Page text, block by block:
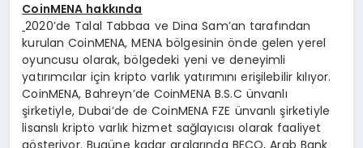
CoinMENA hakkında
2020’de Talal Tabbaa ve Dina Sam’an tarafından
kurulan CoinMENA, MENA bölgesinin önde gelen yerel
oyuncusu olarak, bölgedeki yeni ve deneyimli
yatırımcılar için kripto varlık yatırımını erişilebilir kılıyor.
CoinMENA, Bahreyn’de CoinMENA B.S.C ünvanlı
şirketiyle, Dubai’de de CoinMENA FZE ünvanlı şirketiyle
lisanslı kripto varlık hizmet sağlayıcısı olarak faaliyet